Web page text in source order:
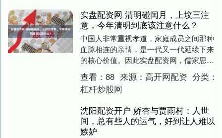
实盘配资网 清明碰闰月，上坟三注
意，今年清明到底该注意什么？
中国人非常重视孝道，家庭成员之间那种
血脉相连的亲情，是一代又一代延续下来
的核心价值。因此实盘配资网，儒家思想
一直强调祭祖的重要性，其中扫墓、踏青
等活动是最常见的....
查看： 88 来源： 高开网配资 分类：
杠杆炒股网
沈阳配资开户 娇杏与贾雨村：人世
间，总有些人的运气，好到让人难以
嫉妒